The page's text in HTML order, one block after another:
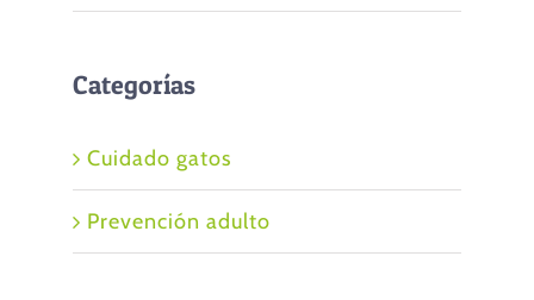
Categorías
Cuidado gatos
Prevención adulto